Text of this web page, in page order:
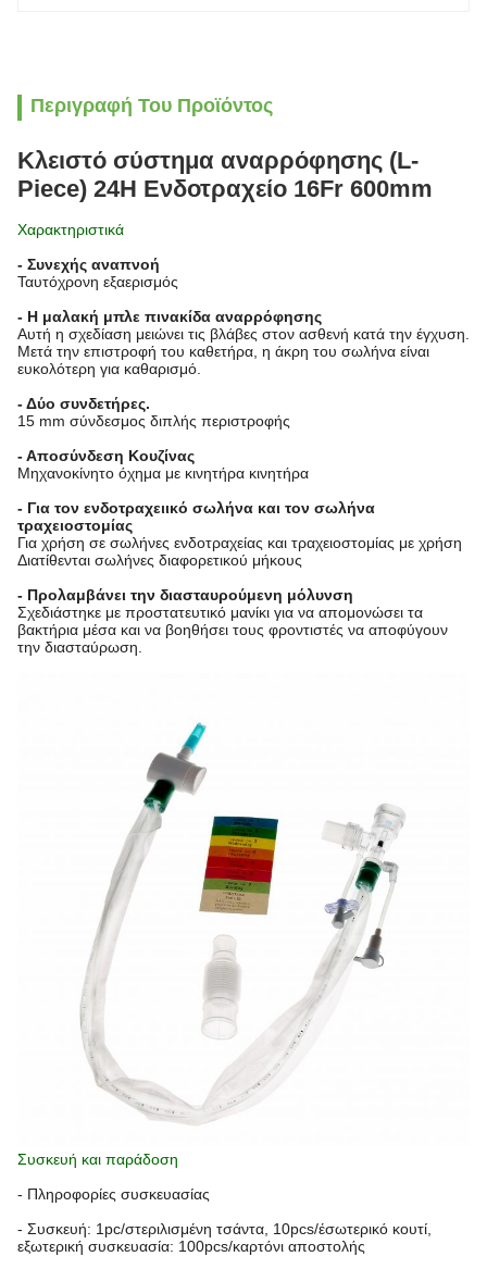
Περιγραφή Του Προϊόντος
Κλειστό σύστημα αναρρόφησης (L-
Piece) 24H Ενδοτραχείο 16Fr 600mm
Χαρακτηριστικά
- Συνεχής αναπνοή
Ταυτόχρονη εξαερισμός
- Η μαλακή μπλε πινακίδα αναρρόφησης
Αυτή η σχεδίαση μειώνει τις βλάβες στον ασθενή κατά την έγχυση.
Μετά την επιστροφή του καθετήρα, η άκρη του σωλήνα είναι
ευκολότερη για καθαρισμό.
- Δύο συνδετήρες.
15 mm σύνδεσμος διπλής περιστροφής
- Αποσύνδεση Κουζίνας
Μηχανοκίνητο όχημα με κινητήρα κινητήρα
- Για τον ενδοτραχειικό σωλήνα και τον σωλήνα
τραχειοστομίας
Για χρήση σε σωλήνες ενδοτραχείας και τραχειοστομίας με χρήση
Διατίθενται σωλήνες διαφορετικού μήκους
- Προλαμβάνει την διασταυρούμενη μόλυνση
Σχεδιάστηκε με προστατευτικό μανίκι για να απομονώσει τα
βακτήρια μέσα και να βοηθήσει τους φροντιστές να αποφύγουν
την διασταύρωση.
Συσκευή και παράδοση
- Πληροφορίες συσκευασίας
- Συσκευή: 1pc/στεριλισμένη τσάντα, 10pcs/έσωτερικό κουτί,
εξωτερική συσκευασία: 100pcs/καρτόνι αποστολής